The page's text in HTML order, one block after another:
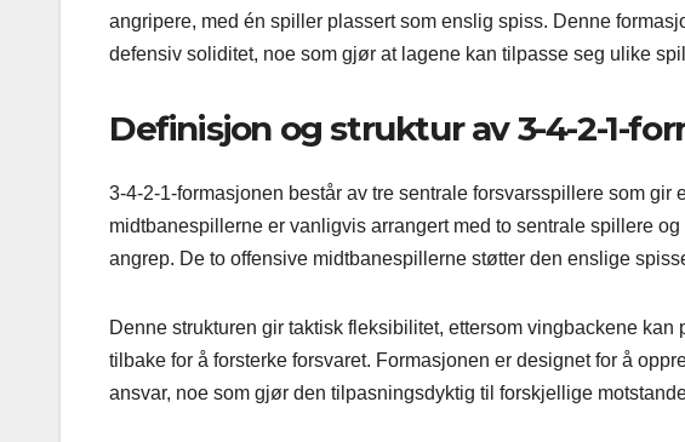
angripere, med én spiller plassert som enslig spiss. Denne
defensiv soliditet, noe som gjør at lagene kan tilpasse seg ulike
Definisjon og struktur av 3-4-2-1-
3-4-2-1-formasjonen består av tre sentrale forsvarsspillere som gir
midtbanespillerne er vanligvis arrangert med to sentrale spillere
angrep. De to offensive midtbanespillerne støtter den enslige
Denne strukturen gir taktisk fleksibilitet, ettersom vingbackene
tilbake for å forsterke forsvaret. Formasjonen er designet for å
ansvar, noe som gjør den tilpasningsdyktig til forskjellige